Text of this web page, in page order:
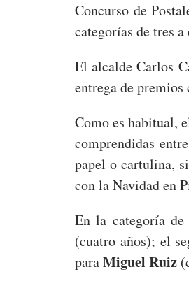
Concurso de
categorías de tres
El alcalde Carlos
entrega de
Como es habitual,
comprendidas
papel o cartulina,
con la Navidad en
En la categoría
(cuatro años); el
paraMiguel Ruiz